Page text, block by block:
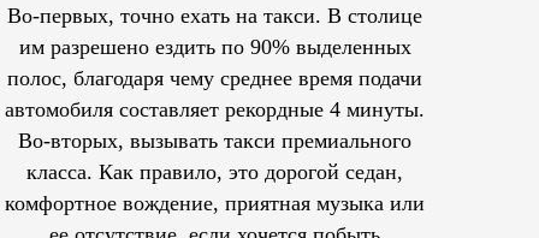
Во-первых, точно ехать на такси. В столице
им разрешеноездить по 90% выделенных
полос, благодаря чему среднее время подачи
автомобиля составляет рекордные 4 минуты.
Во-вторых, вызывать такси премиального
класса. Как правило, это дорогой седан,
комфортное вождение, приятная музыка или